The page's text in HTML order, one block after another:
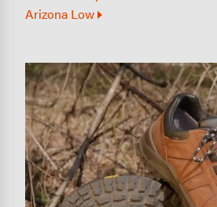
Arizona Low
Image